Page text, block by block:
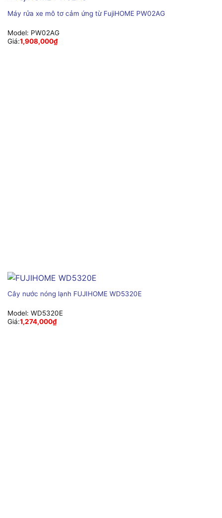
Máy rửa xe mô tơ cảm ứng từ FujiHOME PW02AG
Model: PW02AG
Giá:1,908,000₫
Cây nước nóng lạnh FUJIHOME WD5320E
Model: WD5320E
Giá:1,274,000₫